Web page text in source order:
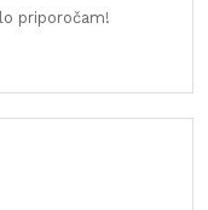
priporočam!